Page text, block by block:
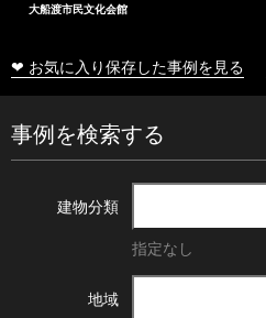
大船渡市民文化会館
❤ お気に入り保存した事例を見る
事例を検索する
建物分類
指定なし
地域